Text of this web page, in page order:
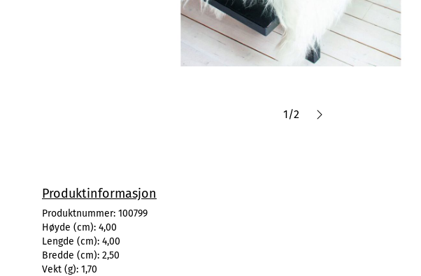
1/2
Produktinformasjon
Produktnummer: 100799
Høyde (cm): 4,00
Lengde (cm): 4,00
Bredde (cm): 2,50
Vekt (g): 1,70